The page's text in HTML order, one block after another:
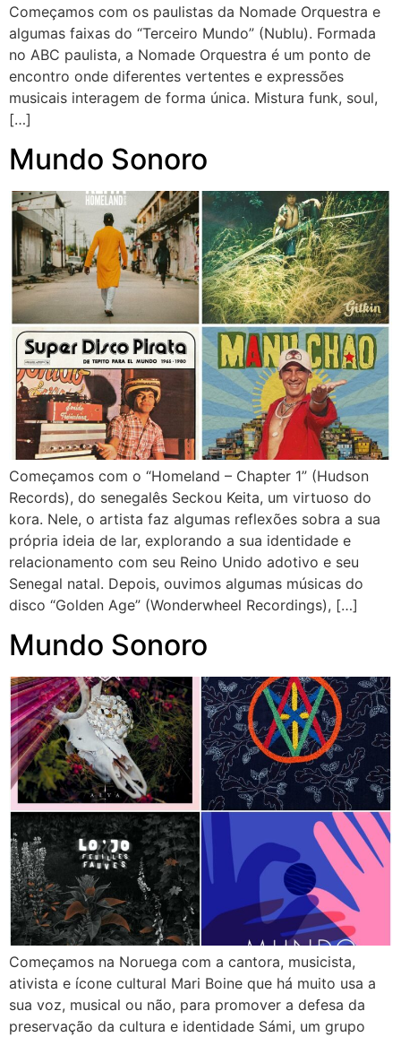
Começamos com os paulistas da Nomade Orquestra e
algumas faixas do “Terceiro Mundo” (Nublu). Formada
no ABC paulista, a Nomade Orquestra é um ponto de
encontro onde diferentes vertentes e expressões
musicais interagem de forma única. Mistura funk, soul,
[…]
Mundo Sonoro
Começamos com o “Homeland – Chapter 1” (Hudson
Records), do senegalês Seckou Keita, um virtuoso do
kora. Nele, o artista faz algumas reflexões sobra a sua
própria ideia de lar, explorando a sua identidade e
relacionamento com seu Reino Unido adotivo e seu
Senegal natal. Depois, ouvimos algumas músicas do
disco “Golden Age” (Wonderwheel Recordings), […]
Mundo Sonoro
Começamos na Noruega com a cantora, musicista,
ativista e ícone cultural Mari Boine que há muito usa a
sua voz, musical ou não, para promover a defesa da
preservação da cultura e identidade Sámi, um grupo